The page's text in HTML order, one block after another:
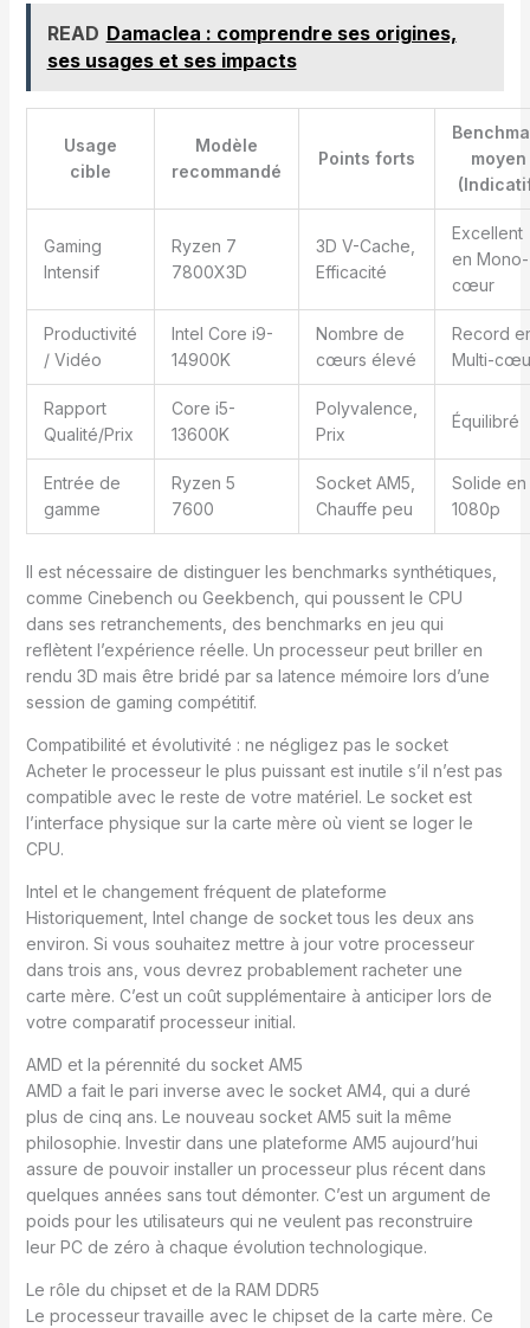
READ Damaclea : comprendre ses origines,
ses usages et ses impacts
Usage
cible
Modèle
recommandé
Points forts
moyen
Gaming
Intensif
Ryzen 7
7800X3D
3D V-Cache,
Efficacité
Excellent
en Mono-
cœur
Productivité
/ Vidéo
Intel Core i9-
14900K
Nombre de
cœurs élevé
Record
Multi-
Rapport
Qualité/Prix
Core i5-
13600K
Polyvalence,
Prix
Équilibré
Entrée de
gamme
Ryzen 5
7600
Socket AM5,
Chauffe peu
Solide en
1080p
Il est nécessaire de distinguer les benchmarks synthétiques,
comme Cinebench ou Geekbench, qui poussent le CPU
dans ses retranchements, des benchmarks en jeu qui
reflètent l’expérience réelle. Un processeur peut briller en
rendu 3D mais être bridé par sa latence mémoire lors d’une
session de gaming compétitif.
Compatibilité et évolutivité : ne négligez pas le socket
Acheter le processeur le plus puissant est inutile s’il n’est pas
compatible avec le reste de votre matériel. Le socket est
l’interface physique sur la carte mère où vient se loger le
CPU.
Intel et le changement fréquent de plateforme
Historiquement, Intel change de socket tous les deux ans
environ. Si vous souhaitez mettre à jour votre processeur
dans trois ans, vous devrez probablement racheter une
carte mère. C’est un coût supplémentaire à anticiper lors de
votre comparatif processeur initial.
AMD et la pérennité du socket AM5
AMD a fait le pari inverse avec le socket AM4, qui a duré
plus de cinq ans. Le nouveau socket AM5 suit la même
philosophie. Investir dans une plateforme AM5 aujourd’hui
assure de pouvoir installer un processeur plus récent dans
quelques années sans tout démonter. C’est un argument de
poids pour les utilisateurs qui ne veulent pas reconstruire
leur PC de zéro à chaque évolution technologique.
Le rôle du chipset et de la RAM DDR5
Le processeur travaille avec le chipset de la carte mère. Ce